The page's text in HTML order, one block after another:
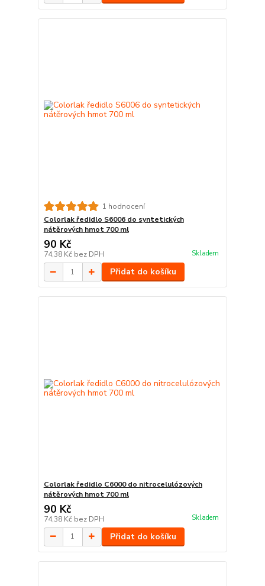
1 hodnocení
Colorlak ředidlo S6006 do syntetických
nátěrových hmot 700 ml
90 Kč
74,38 Kč bez DPH Skladem
Přidat do košíku
Colorlak ředidlo C6000 do nitrocelulózových
nátěrových hmot 700 ml
90 Kč
74,38 Kč bez DPH Skladem
Přidat do košíku